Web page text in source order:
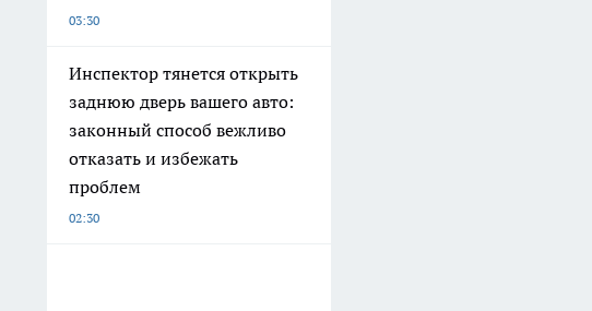
03:30
Инспектор тянется открыть
заднюю дверь вашего авто:
законный способ вежливо
отказать и избежать
проблем
02:30